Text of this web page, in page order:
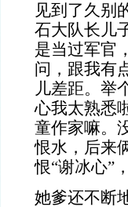
见到了久别
石大队长儿
是当过军官
问，跟我有
儿差距。举
心我太熟悉
童作家嘛。
恨水，后来
恨“谢冰心”
她爹还不断